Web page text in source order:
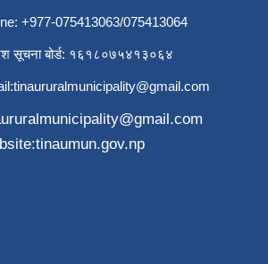
+977-075413063/075413064
सूचना बोर्ड: १६१८०७५४१३०६४
tinaururalmunicipality@gmail.com